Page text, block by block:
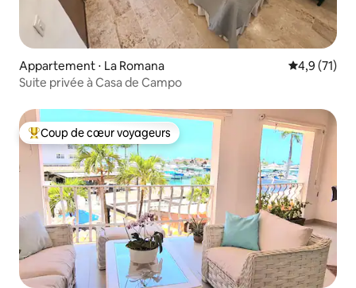
Appartement ⋅ La Romana Évaluation
4,9 (71)
Suite privée à Casa de Campo
Coups de cœur voyageurs les plus appréciés
Coup de cœur voyageurs